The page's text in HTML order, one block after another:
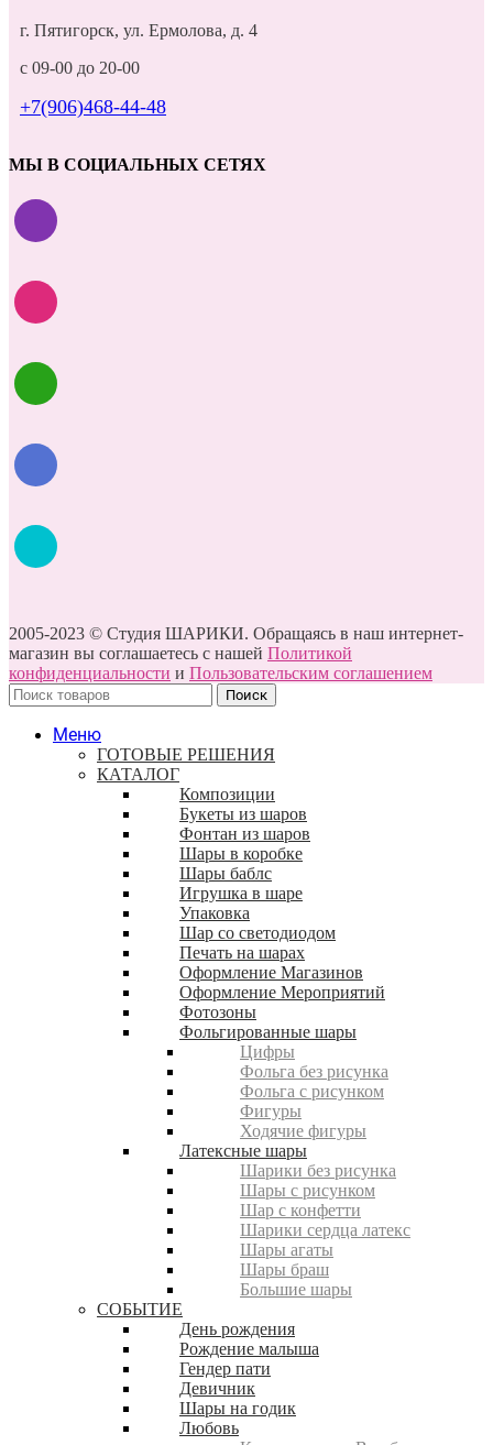
г. Пятигорск, ул. Ермолова, д. 4
с 09-00 до 20-00
+7(906)468-44-48
МЫ В СОЦИАЛЬНЫХ СЕТЯХ
2005-2023 © Студия ШАРИКИ. Обращаясь в наш интернет-
магазин вы соглашаетесь с нашей Политикой
конфиденциальности и Пользовательским соглашением
Поиск
Меню
ГОТОВЫЕ РЕШЕНИЯ
КАТАЛОГ
Композиции
Букеты из шаров
Фонтан из шаров
Шары в коробке
Шары баблс
Игрушка в шаре
Упаковка
Шар со светодиодом
Печать на шарах
Оформление Магазинов
Оформление Мероприятий
Фотозоны
Фольгированные шары
Цифры
Фольга без рисунка
Фольга с рисунком
Фигуры
Ходячие фигуры
Латексные шары
Шарики без рисунка
Шары с рисунком
Шар с конфетти
Шарики сердца латекс
Шары агаты
Шары браш
Большие шары
СОБЫТИЕ
День рождения
Рождение малыша
Гендер пати
Девичник
Шары на годик
Любовь